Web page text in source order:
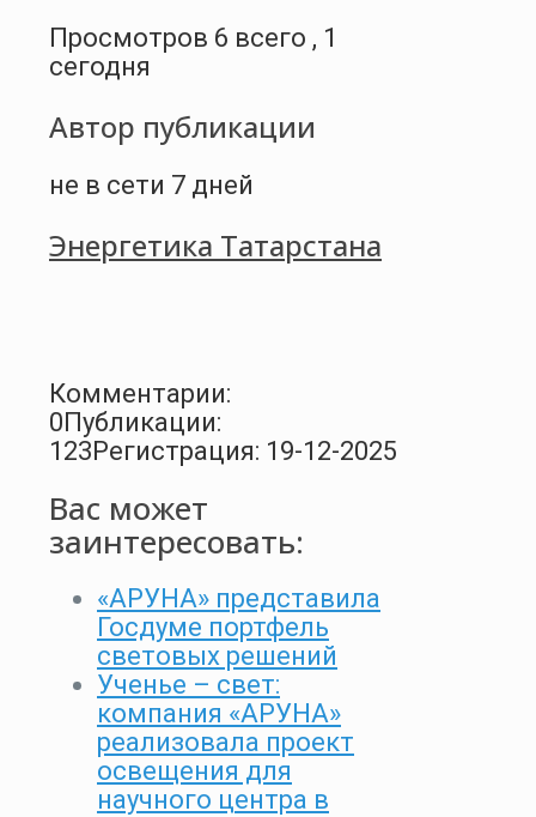
Просмотров 6 всего , 1
сегодня
Автор публикации
не в сети 7 дней
Энергетика Татарстана
Комментарии:
0Публикации:
123Регистрация: 19-12-2025
Вас может
заинтересовать:
«АРУНА» представила
Госдуме портфель
световых решений
Ученье – свет:
компания «АРУНА»
реализовала проект
освещения для
научного центра в